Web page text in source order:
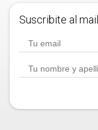
Suscribite al